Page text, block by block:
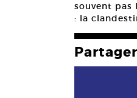
souvent pas
: la